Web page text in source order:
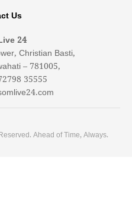
Us
24
Christian Basti,
– 781005,
35555
Ahead of Time, Always.